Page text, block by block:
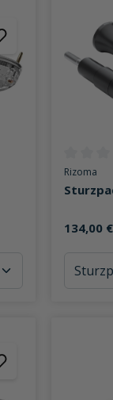
von 5 von 5
Rizoma
134,00 €